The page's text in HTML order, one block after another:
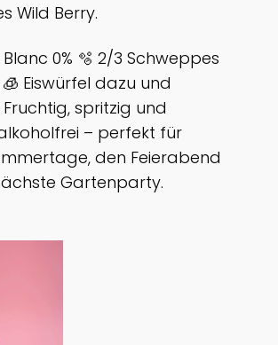
Wild Berry.
Blanc 0% 🫧 2/3 Schweppes
Eiswürfel dazu und
spritzig und
– perfekt für
den Feierabend
Gartenparty.